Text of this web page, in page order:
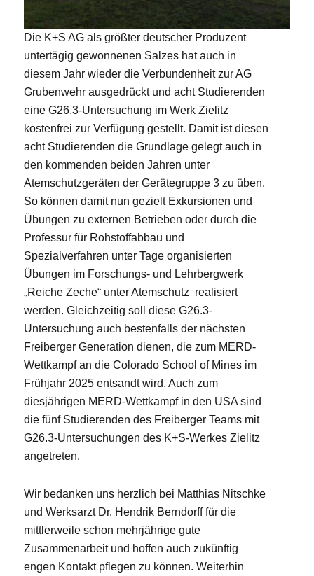
Die K+S AG als größter deutscher Produzent
untertägig gewonnenen Salzes hat auch in
diesem Jahr wieder die Verbundenheit zur AG
Grubenwehr ausgedrückt und acht Studierenden
eine G26.3-Untersuchung im Werk Zielitz
kostenfrei zur Verfügung gestellt. Damit ist diesen
acht Studierenden die Grundlage gelegt auch in
den kommenden beiden Jahren unter
Atemschutzgeräten der Gerätegruppe 3 zu üben.
So können damit nun gezielt Exkursionen und
Übungen zu externen Betrieben oder durch die
Professur für Rohstoffabbau und
Spezialverfahren unter Tage organisierten
Übungen im Forschungs- und Lehrbergwerk
„Reiche Zeche“ unter Atemschutz realisiert
werden. Gleichzeitig soll diese G26.3-
Untersuchung auch bestenfalls der nächsten
Freiberger Generation dienen, die zum MERD-
Wettkampf an die Colorado School of Mines im
Frühjahr 2025 entsandt wird. Auch zum
diesjährigen MERD-Wettkampf in den USA sind
die fünf Studierenden des Freiberger Teams mit
G26.3-Untersuchungen des K+S-Werkes Zielitz
angetreten.
Wir bedanken uns herzlich bei Matthias Nitschke
und Werksarzt Dr. Hendrik Berndorff für die
mittlerweile schon mehrjährige gute
Zusammenarbeit und hoffen auch zukünftig
engen Kontakt pflegen zu können. Weiterhin